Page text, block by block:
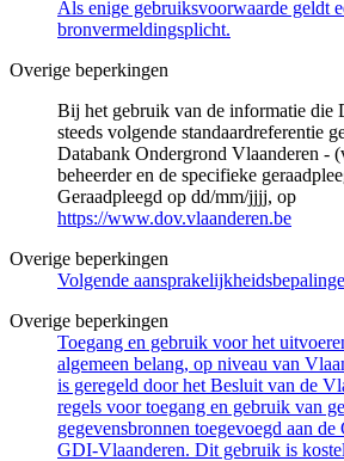
Als enige gebruiksvoorwaarde geldt
bronvermeldingsplicht.
Overige beperkingen
Bij het gebruik van de informatie die
steeds volgende standaardreferentie
Databank Ondergrond Vlaanderen -
beheerder en de specifieke
Geraadpleegd op dd/mm/jjjj, op
https://www.dov.vlaanderen.be
Overige beperkingen
Volgende
Overige beperkingen
Toegang en gebruik voor het
algemeen belang, op niveau van
is geregeld door het Besluit van de
regels voor toegang en gebruik van
gegevensbronnen toegevoegd aan
GDI-Vlaanderen. Dit gebruik is